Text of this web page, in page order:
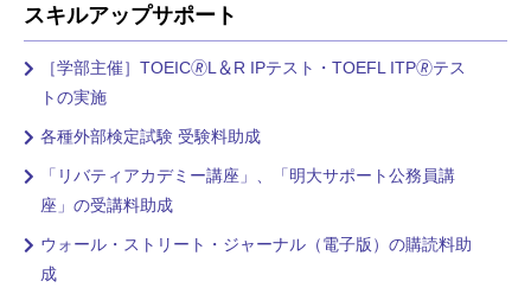
スキルアップサポート
［学部主催］TOEIC🄬L＆R IPテスト・TOEFL ITP🄬テス
トの実施
各種外部検定試験 受験料助成
「リバティアカデミー講座」、「明大サポート公務員講
座」の受講料助成
ウォール・ストリート・ジャーナル（電子版）の購読料助
成